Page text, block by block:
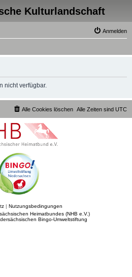
Kulturlandschaft
Anmelden
nicht verfügbar.
Alle Zeiten sind UTC
Alle Cookies löschen
| Nutzungsbedingungen
Heimatbundes (NHB e.V.)
Bingo-Umweltstiftung